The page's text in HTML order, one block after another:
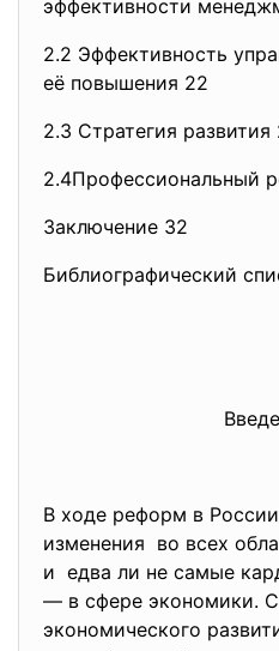
эффективности
2.2 Эффективность
её повышения 22
2.3 Стратегия развития
2.4Профессиональный
Заключение 32
Библиографический
В ходе реформ в
изменения во всех
и едва ли не самые
— в сфере экономики.
экономического